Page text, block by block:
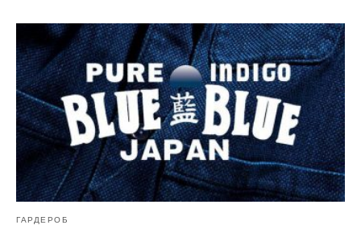
ГАРДЕРОБ